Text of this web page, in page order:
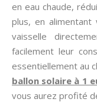
en eau chaude,
plus, en
vaisselle
facilement leur
essentiellement au
ballon solaire à 1
vous aurez profité